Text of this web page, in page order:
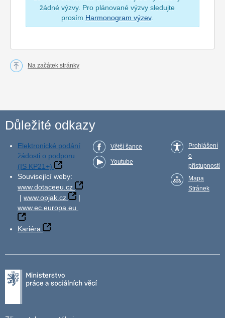
žádné výzvy. Pro plánované výzvy sledujte
prosím Harmonogram výzev.
Na začátek stránky
Důležité odkazy
Elektronické podání
žádosti o podporu
(IS KP21+)
Související weby:
www.dotaceeu.cz
| www.opjak.cz
|
www.ec.europa.eu
Kariéra
Větší šance
Youtube
Prohlášení
o
přístupnosti
Mapa
Stránek